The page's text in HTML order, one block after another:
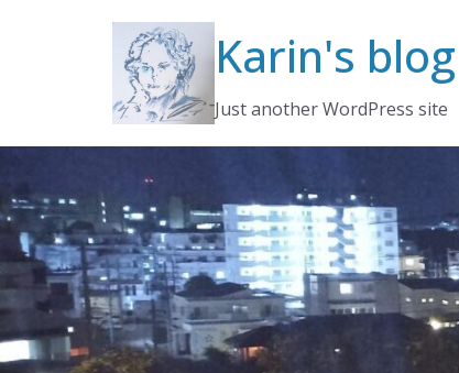
ス
キ
ッ
プ
Karin's blog
Just another WordPress site